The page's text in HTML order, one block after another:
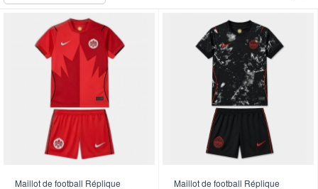
Maillot de football Réplique
Maillot de football Réplique